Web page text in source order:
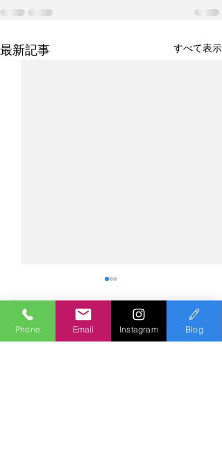
最新記事 すべて表示
header.all-comments
Phone Email Instagram Blog